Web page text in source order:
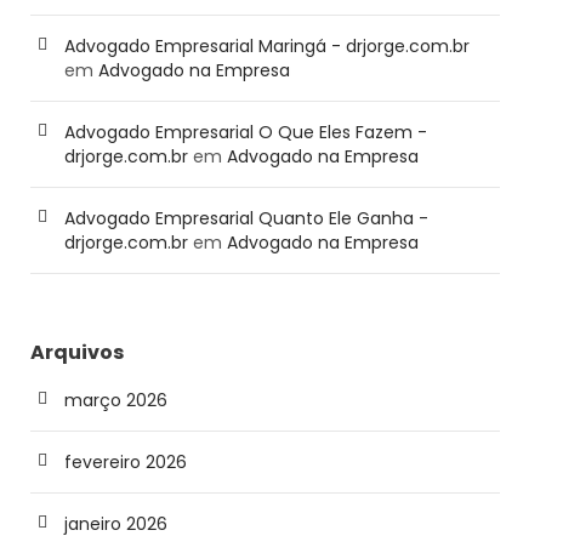
Advogado Empresarial Maringá - drjorge.com.br
emAdvogado na Empresa
Advogado Empresarial O Que Eles Fazem -
drjorge.com.br emAdvogado na Empresa
Advogado Empresarial Quanto Ele Ganha -
drjorge.com.br emAdvogado na Empresa
Arquivos
março 2026
fevereiro 2026
janeiro 2026